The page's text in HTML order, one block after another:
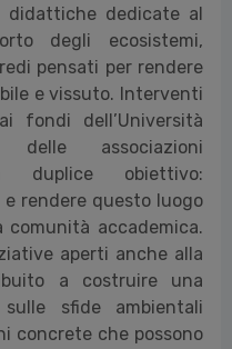
didattiche dedicate al
degli ecosistemi,
pensati per rendere
e vissuto. Interventi
fondi dell’Università
associazioni
duplice obiettivo:
rendere questo luogo
accademica.
aperti anche alla
a costruire una
sulle sfide ambientali
concrete che possono